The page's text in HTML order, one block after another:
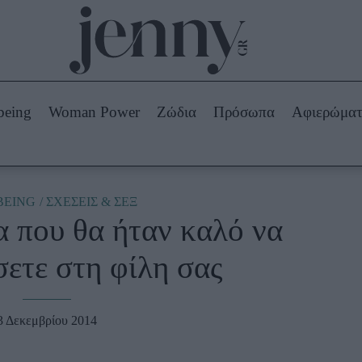
Beauty -
Ομορφιά
Skincare
Μακιγιάζ
Ζώδια
Woman Power Ζώδια Πρόσωπα
ΣΧΕΣΕΙΣ & ΣΕΞ
που θα ήταν καλό να
στη φίλη σας
Δεκεμβρίου 2014